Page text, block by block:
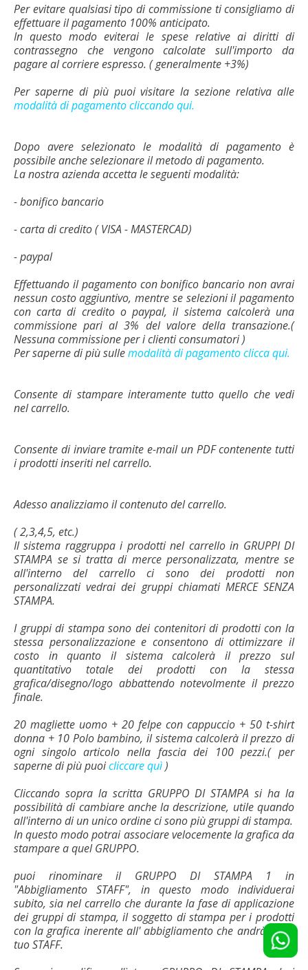
Per evitare qualsiasi tipo di commissione ti consigliamo di
effettuare il pagamento 100% anticipato.
In questo modo eviterai le spese relative ai diritti di
contrassegno che vengono calcolate sull'importo da
pagare al corriere espresso. ( generalmente +3%)
Per saperne di più puoi visitare la sezione relativa alle
modalità di pagamento cliccando qui.
Dopo avere selezionato le modalità di pagamento è
possibile anche selezionare il metodo di pagamento.
La nostra azienda accetta le seguenti modalità:
- bonifico bancario
- carta di credito ( VISA - MASTERCAD)
- paypal
Effettuando il pagamento con bonifico bancario non avrai
nessun costo aggiuntivo, mentre se selezioni il pagamento
con carta di credito o paypal, il sistema calcolerà una
commissione pari al 3% del valore della transazione.(
Nessuna commissione per i clienti consumatori )
Per saperne di più sullemodalità di pagamento clicca qui.
Consente di stampare interamente tutto quello che vedi
nel carrello.
Consente di inviare tramite e-mail un PDF contenente tutti
i prodotti inseriti nel carrello.
Adesso analizziamo il contenuto del carrello.
( 2,3,4,5, etc.)
Il sistema raggruppa i prodotti nel carrello in GRUPPI DI
STAMPA se si tratta di merce personalizzata, mentre se
all'interno del carrello ci sono dei prodotti non
personalizzati vedrai dei gruppi chiamati MERCE SENZA
STAMPA.
I gruppi di stampa sono dei contenitori di prodotti con la
stessa personalizzazione e consentono di ottimizzare il
costo in quanto il sistema calcolerà il prezzo sul
quantitativo totale dei prodotti con la stessa
grafica/disegno/logo abbattendo notevolmente il prezzo
finale.
20 magliette uomo + 20 felpe con cappuccio + 50 t-shirt
donna + 10 Polo bambino, il sistema calcolerà il prezzo di
ogni singolo articolo nella fascia dei 100 pezzi.( per
saperne di più puoicliccare quì)
Cliccando sopra la scritta GRUPPO DI STAMPA si ha la
possibilità di cambiare anche la descrizione, utile quando
all'interno di un unico ordine ci sono più gruppi di stampa.
In questo modo potrai associare velocemente la grafica da
stampare a quel GRUPPO.
puoi rinominare il GRUPPO DI STAMPA 1 in
"Abbigliamento STAFF", in questo modo individuerai
subito, sia nel carrello che durante la fase di applicazione
dei gruppi di stampa, il soggetto di stampa per i prodotti
con la grafica inerente all' abbigliamento che andrà per il
tuo STAFF.